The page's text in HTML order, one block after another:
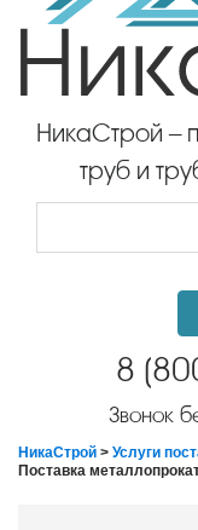
НикаСтрой –
труб и
8
Звонок
НикаСтрой > Услуги
Поставка